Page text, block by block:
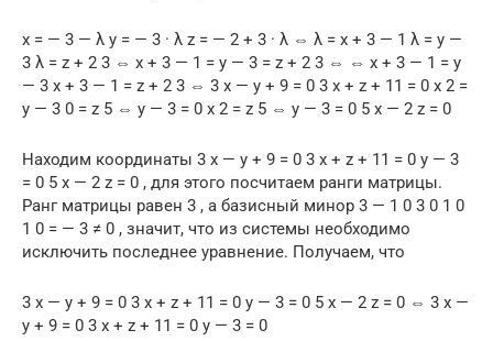
x = — 3 — λ y = — 3 · λ z = — 2 + 3 · λ ⇔ λ = x + 3 — 1 λ = y —
3 λ = z + 2 3 ⇔ x + 3 — 1 = y — 3 = z + 2 3 ⇔ ⇔ x + 3 — 1 = y
— 3 x + 3 — 1 = z + 2 3 ⇔ 3 x — y + 9 = 0 3 x + z + 11 = 0 x 2 =
y — 3 0 = z 5 ⇔ y — 3 = 0 x 2 = z 5 ⇔ y — 3 = 0 5 x — 2 z = 0
Находим координаты 3 x — y + 9 = 0 3 x + z + 11 = 0 y — 3
= 0 5 x — 2 z = 0 , для этого посчитаем ранги матрицы.
Ранг матрицы равен 3 , а базисный минор 3 — 1 0 3 0 1 0
1 0 = — 3 ≠ 0 , значит, что из системы необходимо
исключить последнее уравнение. Получаем, что
3 x — y + 9 = 0 3 x + z + 11 = 0 y — 3 = 0 5 x — 2 z = 0 ⇔ 3 x —
y + 9 = 0 3 x + z + 11 = 0 y — 3 = 0